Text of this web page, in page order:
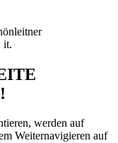
werden auf
Weiternavigieren auf